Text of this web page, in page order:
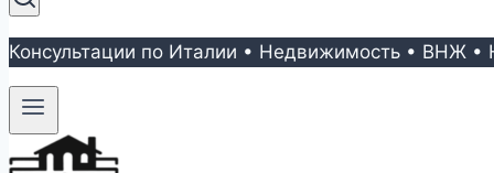
Консультации по Италии • Недвижимость • ВНЖ •